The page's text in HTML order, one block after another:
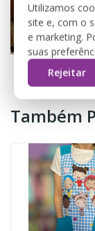
Também
Utilizamos
site e, com o
e marketing.
suas
Rejeitar